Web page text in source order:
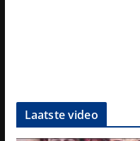
Laatste video